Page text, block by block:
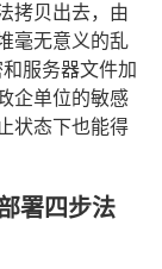
拷贝出去，由
毫无意义的乱
服务器文件加
企单位的敏感
状态下也能得
署四步法